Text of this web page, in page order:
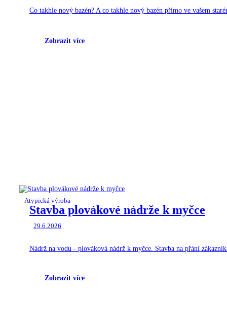
Co takhle nový bazén? A co takhle nový bazén přímo ve vašem
Zobrazit více
Atypická výroba
Stavba plovákové nádrže k myčce
29.6.2026
Nádrž na vodu - plováková nádrž k myčce. Stavba na přání
Zobrazit více